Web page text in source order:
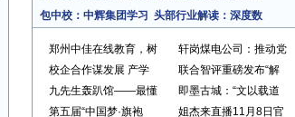
包中校：中辉集团学习 头部行业解读：深度数
郑州中佳在线教育，树
轩岗煤电公司：推动党
校企合作谋发展 产学
联合智评重磅发布“解
九先生轰趴馆——最懂
即墨古城：“文以载道
第五届“中国梦·旗袍
姐杰来直播11月8日官